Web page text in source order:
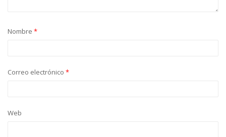
Nombre *
Correo electrónico *
Web